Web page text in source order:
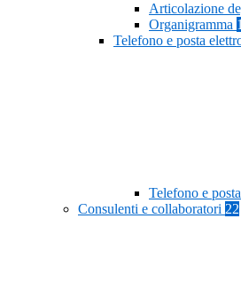
Articolazione
Organigramma 1
Telefono e posta
Telefono e
Consulenti e collaboratori 22